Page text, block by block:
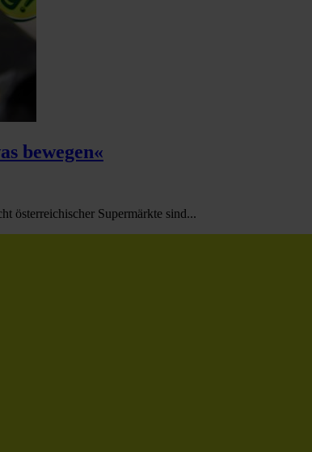
bewegen«
österreichischer Supermärkte sind...